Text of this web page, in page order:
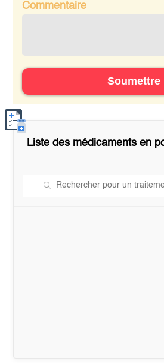
Commentaire
Soumettre
Liste des médicaments en